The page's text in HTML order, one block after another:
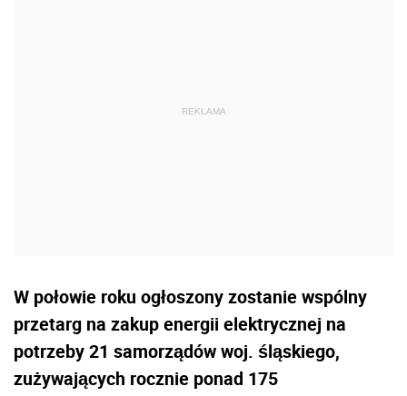
W połowie roku ogłoszony zostanie wspólny
przetarg na zakup energii elektrycznej na
potrzeby 21 samorządów woj. śląskiego,
zużywających rocznie ponad 175